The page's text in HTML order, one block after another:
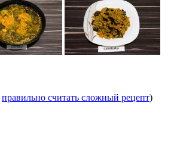
правильно считать сложный рецепт)